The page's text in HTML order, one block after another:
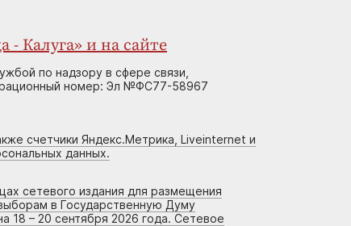
- Калуга» и на сайте
по надзору в сфере связи,
номер: Эл №ФС77-58967
счетчики Яндекс.Метрика, Liveinternet и
данных.
сетевого издания для размещения
в Государственную Думу
18 – 20 сентября 2026 года. Сетевое